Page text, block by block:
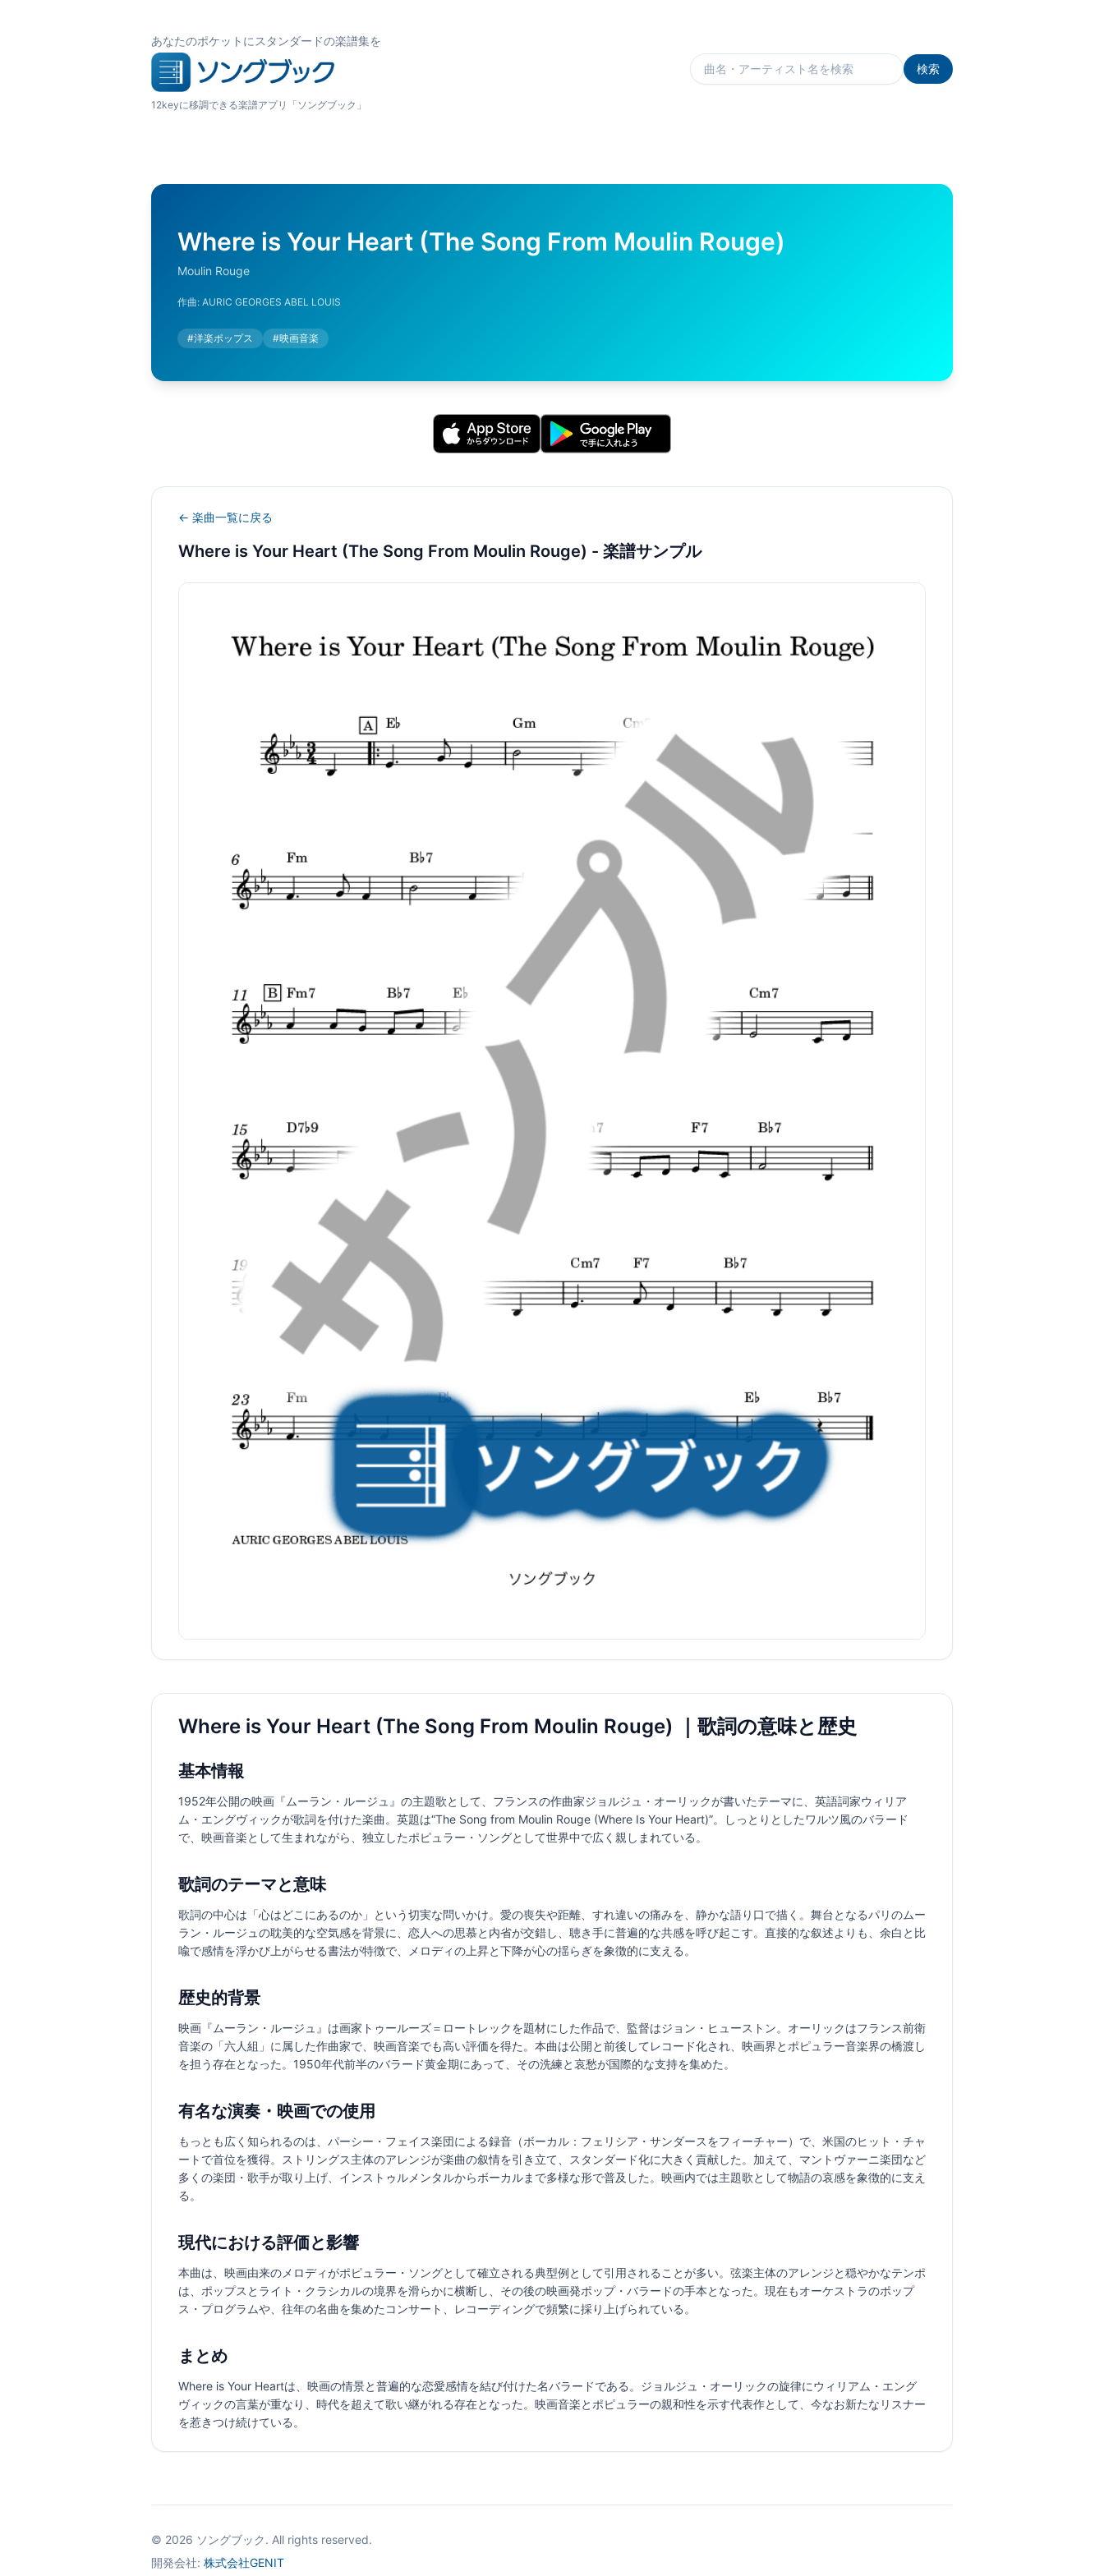
あなたのポケットにスタンダードの楽譜集を
12keyに移調できる楽譜アプリ「ソングブック」
楽曲を検索
検索
Where is Your Heart (The Song From Moulin Rouge)
Moulin Rouge
作曲: AURIC GEORGES ABEL LOUIS
#洋楽ポップス #映画音楽
← 楽曲一覧に戻る
Where is Your Heart (The Song From Moulin Rouge) - 楽譜サンプル
Where is Your Heart (The Song From Moulin Rouge) ｜歌詞の意味と歴史
基本情報
1952年公開の映画『ムーラン・ルージュ』の主題歌として、フランスの作曲家ジョルジュ・オーリックが書いたテーマに、英語詞家ウィリア
ム・エングヴィックが歌詞を付けた楽曲。英題は“The Song from Moulin Rouge (Where Is Your Heart)”。しっとりとしたワルツ風のバラード
で、映画音楽として生まれながら、独立したポピュラー・ソングとして世界中で広く親しまれている。
歌詞のテーマと意味
歌詞の中心は「心はどこにあるのか」という切実な問いかけ。愛の喪失や距離、すれ違いの痛みを、静かな語り口で描く。舞台となるパリのムー
ラン・ルージュの耽美的な空気感を背景に、恋人への思慕と内省が交錯し、聴き手に普遍的な共感を呼び起こす。直接的な叙述よりも、余白と比
喩で感情を浮かび上がらせる書法が特徴で、メロディの上昇と下降が心の揺らぎを象徴的に支える。
歴史的背景
映画『ムーラン・ルージュ』は画家トゥールーズ＝ロートレックを題材にした作品で、監督はジョン・ヒューストン。オーリックはフランス前衛
音楽の「六人組」に属した作曲家で、映画音楽でも高い評価を得た。本曲は公開と前後してレコード化され、映画界とポピュラー音楽界の橋渡し
を担う存在となった。1950年代前半のバラード黄金期にあって、その洗練と哀愁が国際的な支持を集めた。
有名な演奏・映画での使用
もっとも広く知られるのは、パーシー・フェイス楽団による録音（ボーカル：フェリシア・サンダースをフィーチャー）で、米国のヒット・チャ
ートで首位を獲得。ストリングス主体のアレンジが楽曲の叙情を引き立て、スタンダード化に大きく貢献した。加えて、マントヴァーニ楽団など
多くの楽団・歌手が取り上げ、インストゥルメンタルからボーカルまで多様な形で普及した。映画内では主題歌として物語の哀感を象徴的に支え
る。
現代における評価と影響
本曲は、映画由来のメロディがポピュラー・ソングとして確立される典型例として引用されることが多い。弦楽主体のアレンジと穏やかなテンポ
は、ポップスとライト・クラシカルの境界を滑らかに横断し、その後の映画発ポップ・バラードの手本となった。現在もオーケストラのポップ
ス・プログラムや、往年の名曲を集めたコンサート、レコーディングで頻繁に採り上げられている。
まとめ
Where is Your Heartは、映画の情景と普遍的な恋愛感情を結び付けた名バラードである。ジョルジュ・オーリックの旋律にウィリアム・エング
ヴィックの言葉が重なり、時代を超えて歌い継がれる存在となった。映画音楽とポピュラーの親和性を示す代表作として、今なお新たなリスナー
を惹きつけ続けている。
© 2026 ソングブック. All rights reserved.
開発会社: 株式会社GENIT